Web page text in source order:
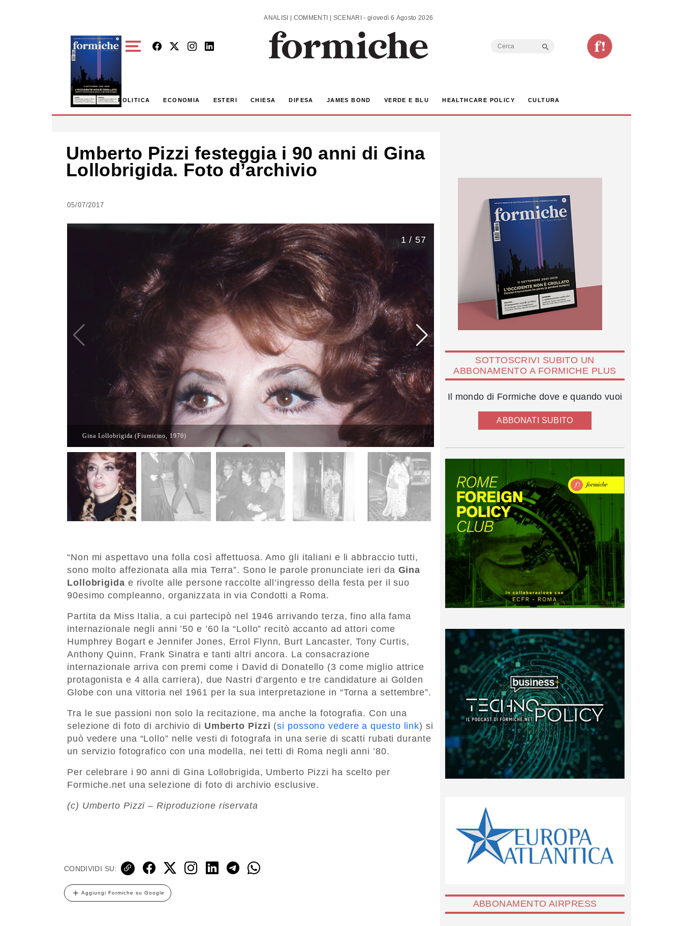
ANALISI | COMMENTI | SCENARI - giovedì 6 Agosto 2026
Search
POLITICA ECONOMIA ESTERI CHIESA DIFESA JAMES BOND VERDE E BLU HEALTHCARE POLICY CULTURA
Umberto Pizzi festeggia i 90 anni di Gina
Lollobrigida. Foto d’archivio
05/07/2017
1 / 57
Gina Lollobrigida (Fiumicino, 1970)
“Non mi aspettavo una folla così affettuosa. Amo gli italiani e li abbraccio tutti,
sono molto affezionata alla mia Terra”. Sono le parole pronunciate ieri da Gina
Lollobrigida e rivolte alle persone raccolte all’ingresso della festa per il suo
90esimo compleanno, organizzata in via Condotti a Roma.
Partita da Miss Italia, a cui partecipò nel 1946 arrivando terza, fino alla fama
internazionale negli anni ’50 e ’60 la “Lollo” recitò accanto ad attori come
Humphrey Bogart e Jennifer Jones, Errol Flynn, Burt Lancaster, Tony Curtis,
Anthony Quinn, Frank Sinatra e tanti altri ancora. La consacrazione
internazionale arriva con premi come i David di Donatello (3 come miglio attrice
protagonista e 4 alla carriera), due Nastri d’argento e tre candidature ai Golden
Globe con una vittoria nel 1961 per la sua interpretazione in “Torna a settembre”.
Tra le sue passioni non solo la recitazione, ma anche la fotografia. Con una
selezione di foto di archivio di Umberto Pizzi (si possono vedere a questo link) si
può vedere una “Lollo” nelle vesti di fotografa in una serie di scatti rubati durante
un servizio fotografico con una modella, nei tetti di Roma negli anni ’80.
Per celebrare i 90 anni di Gina Lollobrigida, Umberto Pizzi ha scelto per
Formiche.net una selezione di foto di archivio esclusive.
(c) Umberto Pizzi – Riproduzione riservata
CONDIVIDI SU:
Aggiungi Formiche su Google
SOTTOSCRIVI SUBITO UN
ABBONAMENTO A FORMICHE PLUS
Il mondo di Formiche dove e quando vuoi
ABBONATI SUBITO
ABBONAMENTO AIRPRESS